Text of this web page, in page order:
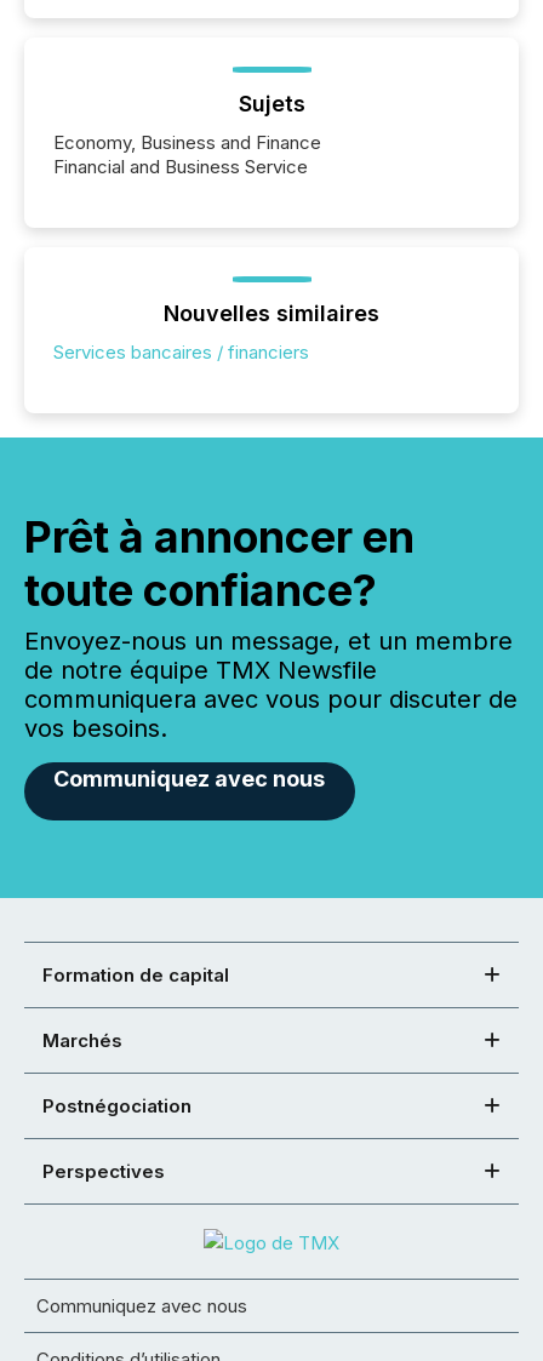
Sujets
Economy, Business and Finance
Financial and Business Service
Nouvelles similaires
Services bancaires / financiers
Prêt à annoncer en
toute confiance?
Envoyez-nous un message, et un membre
de notre équipe TMX Newsfile
communiquera avec vous pour discuter de
vos besoins.
Communiquez avec nous
Formation de capital
Marchés
Postnégociation
Perspectives
Communiquez avec nous